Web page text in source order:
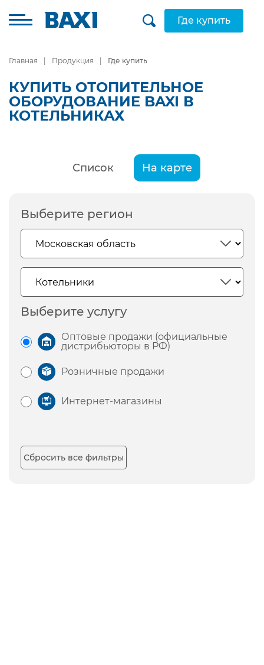
Где купить
Главная Продукция Где купить
КУПИТЬ ОТОПИТЕЛЬНОЕ
ОБОРУДОВАНИЕ BAXI В
КОТЕЛЬНИКАХ
Список На карте
Выберите регион
Выберите услугу
Оптовые продажи (официальные
дистрибьюторы в РФ)
Розничные продажи
Интернет-магазины
Сбросить все фильтры